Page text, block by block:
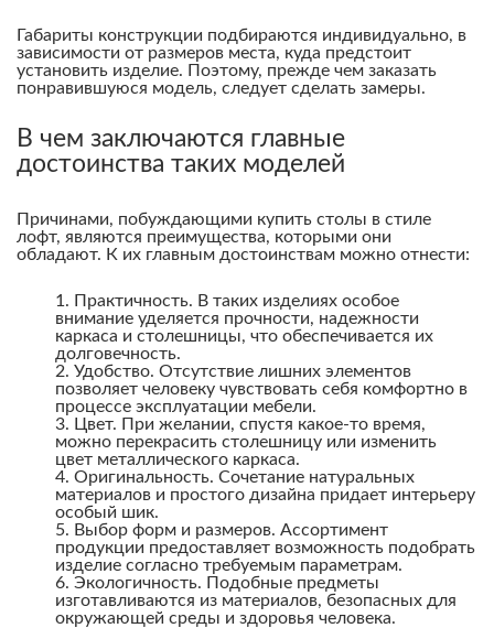
Габариты конструкции подбираются индивидуально, в
зависимости от размеров места, куда предстоит
установить изделие. Поэтому, прежде чем заказать
понравившуюся модель, следует сделать замеры.
В чем заключаются главные
достоинства таких моделей
Причинами, побуждающими купить столы в стиле
лофт, являются преимущества, которыми они
обладают. К их главным достоинствам можно отнести:
Практичность. В таких изделиях особое
внимание уделяется прочности, надежности
каркаса и столешницы, что обеспечивается их
долговечность.
Удобство. Отсутствие лишних элементов
позволяет человеку чувствовать себя комфортно в
процессе эксплуатации мебели.
Цвет. При желании, спустя какое-то время,
можно перекрасить столешницу или изменить
цвет металлического каркаса.
Оригинальность. Сочетание натуральных
материалов и простого дизайна придает интерьеру
особый шик.
Выбор форм и размеров. Ассортимент
продукции предоставляет возможность подобрать
изделие согласно требуемым параметрам.
Экологичность. Подобные предметы
изготавливаются из материалов, безопасных для
окружающей среды и здоровья человека.